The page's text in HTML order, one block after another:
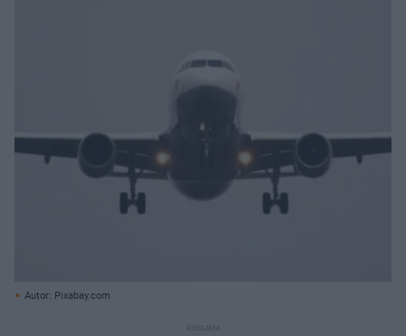
Autor: Pixabay.com